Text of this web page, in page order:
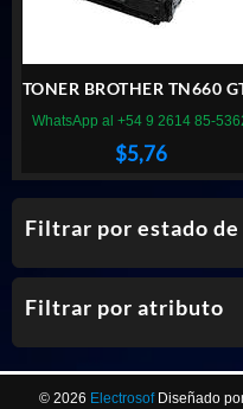
Filtrar por estado
Filtrar por atributo
TONER BROTHER TN660
$5,76
WhatsApp al +54 9 2614 85-
© 2026 Electrosof Diseñado